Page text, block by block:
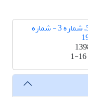
دوره 5، شماره 3 - شماره
1-16